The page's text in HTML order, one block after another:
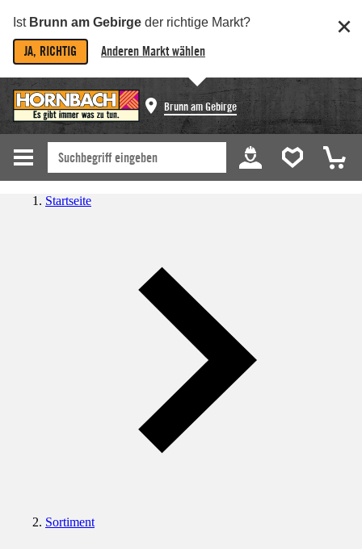
Ist Brunn am Gebirge der richtige Markt?
JA, RICHTIG Anderen Markt wählen
Brunn am Gebirge
Startseite
Sortiment